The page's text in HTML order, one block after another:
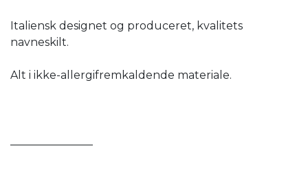
Italiensk designet og produceret, kvalitets
navneskilt.
Alt i ikke-allergifremkaldende materiale.